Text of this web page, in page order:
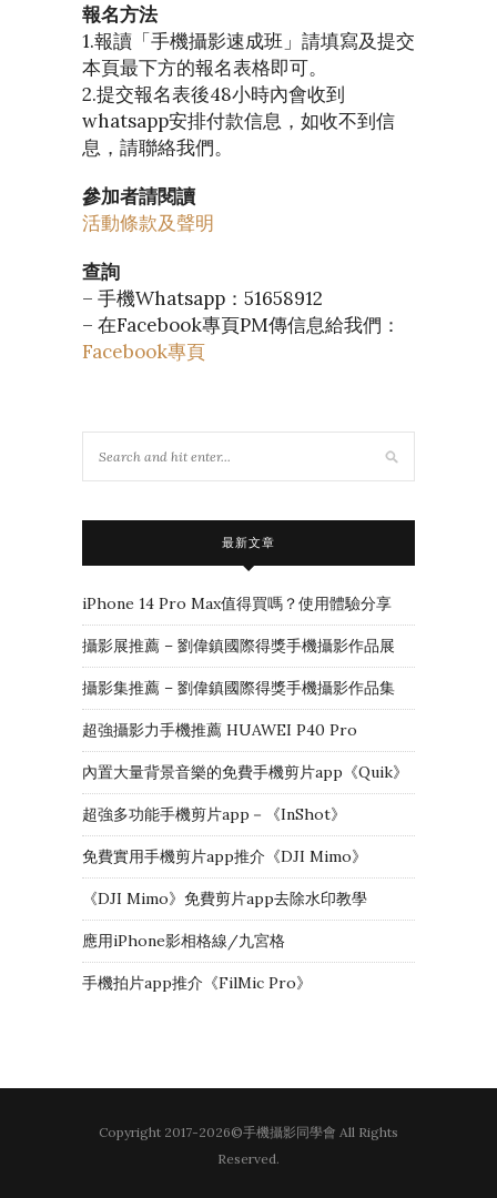
報名方法
1.報讀「手機攝影速成班」請填寫及提交
本頁最下方的報名表格即可。
2.提交報名表後48小時內會收到
whatsapp安排付款信息，如收不到信
息，請聯絡我們。
參加者請閱讀
活動條款及聲明
查詢
– 手機Whatsapp：51658912
– 在Facebook專頁PM傳信息給我們：
Facebook專頁
最新文章
iPhone 14 Pro Max值得買嗎？使用體驗分享
攝影展推薦 – 劉偉鎮國際得獎手機攝影作品展
攝影集推薦 – 劉偉鎮國際得獎手機攝影作品集
超強攝影力手機推薦 HUAWEI P40 Pro
內置大量背景音樂的免費手機剪片app《Quik》
超強多功能手機剪片app－《InShot》
免費實用手機剪片app推介《DJI Mimo》
《DJI Mimo》免費剪片app去除水印教學
應用iPhone影相格線/九宮格
手機拍片app推介《FilMic Pro》
Copyright 2017-2026©手機攝影同學會 All Rights
Reserved.